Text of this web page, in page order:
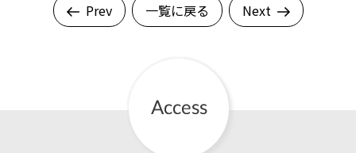
Prev 一覧に戻る Next